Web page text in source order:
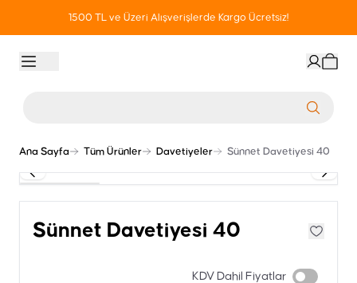
1500 TL ve Üzeri Alışverişlerde Kargo Ücretsiz!
Ana Sayfa Tüm Ürünler Davetiyeler Sünnet Davetiyesi 40
Sünnet Davetiyesi 40
KDV Dahil Fiyatlar